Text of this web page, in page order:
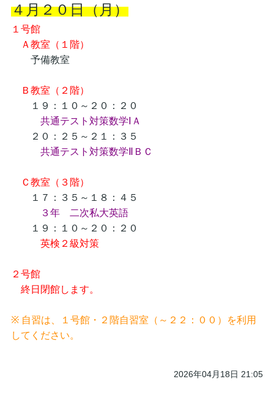
４月２０日（月）
１号館
Ａ教室（１階）
予備教室
Ｂ教室（２階）
１９：１０～２０：２０
共通テスト対策数学ⅠＡ
２０：２５～２１：３５
共通テスト対策数学ⅡＢＣ
Ｃ教室（３階）
１７：３５～１８：４５
３年 二次私大英語
１９：１０～２０：２０
英検２級対策
２号館
終日閉館します。
※ 自習は、１号館・２階自習室（～２２：００）を利用
してください。
2026年04月18日 21:05